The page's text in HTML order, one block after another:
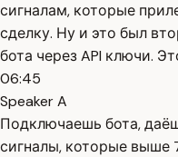
сигналам, которые
сделку. Ну и это был
бота через API ключи.
06:45
Speaker A
Подключаешь бота,
сигналы, которые выше